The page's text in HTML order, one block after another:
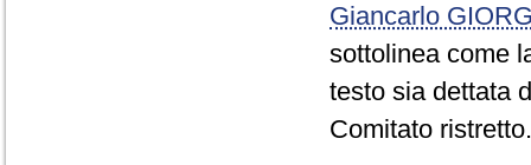
Giancarlo
sottolinea come
testo sia dettata
Comitato ristretto.